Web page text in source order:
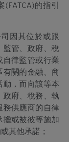
的指引
因其位於或跟
監管、政府、稅
自律監管或行業
有關的金融、商
動，而向該等本
政府、稅務、執
務供應商的自律
擔或被彼等施加
其他承諾；